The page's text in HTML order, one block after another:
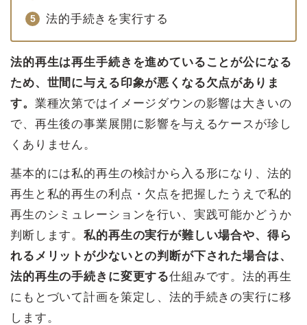
法的手続きを実行する
法的再生は再生手続きを進めていることが公になる
ため、世間に与える印象が悪くなる欠点がありま
す。 業種次第ではイメージダウンの影響は大きいの
で、再生後の事業展開に影響を与えるケースが珍し
くありません。
基本的には私的再生の検討から入る形になり、法的
再生と私的再生の利点・欠点を把握したうえで私的
再生のシミュレーションを行い、実践可能かどうか
判断します。私的再生の実行が難しい場合や、得ら
れるメリットが少ないとの判断が下された場合は、
法的再生の手続きに変更する仕組みです。法的再生
にもとづいて計画を策定し、法的手続きの実行に移
します。